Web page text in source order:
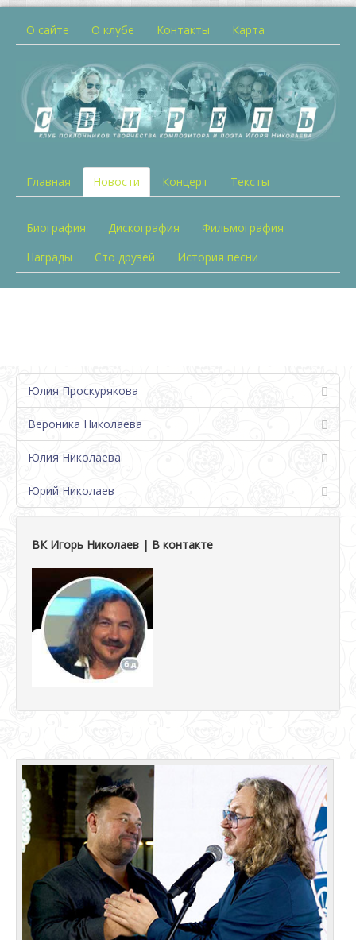
О сайте О клубе Контакты Карта
Главная Новости Концерт Тексты
Биография Дискография
Фильмография
Награды
Сто друзей История песни
Юлия Проскурякова
Вероника Николаева
Юлия Николаева
Юрий Николаев
ВК Игорь Николаев | В контакте